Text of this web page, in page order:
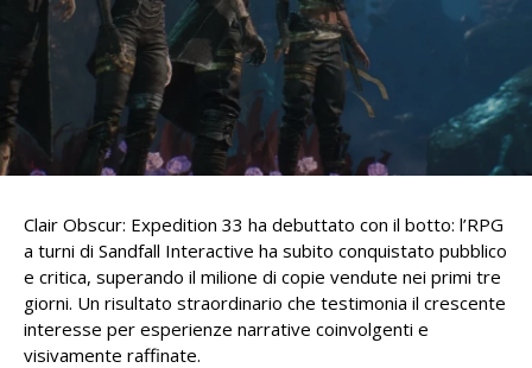
Clair Obscur: Expedition 33 ha debuttato con il botto: l’RPG
a turni di Sandfall Interactive ha subito conquistato pubblico
e critica, superando il milione di copie vendute nei primi tre
giorni. Un risultato straordinario che testimonia il crescente
interesse per esperienze narrative coinvolgenti e
visivamente raffinate.